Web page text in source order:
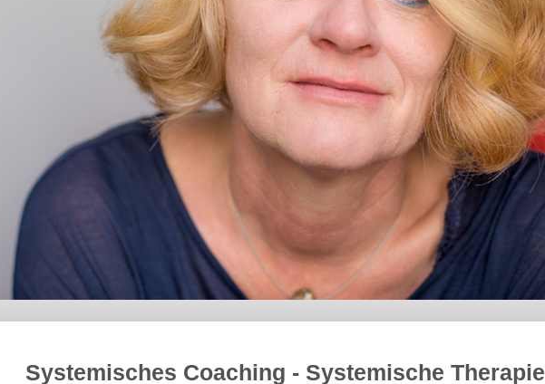
Systemisches Coaching - Systemische Therapie